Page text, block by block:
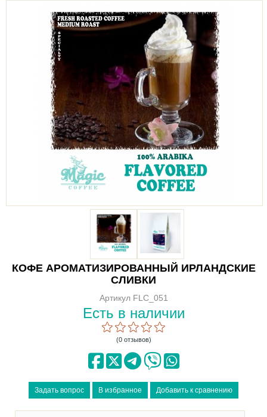
КОФЕ АРОМАТИЗИРОВАННЫЙ ИРЛАНДСКИЕ
СЛИВКИ
Артикул FLC_051
Есть в наличии
(0 отзывов)